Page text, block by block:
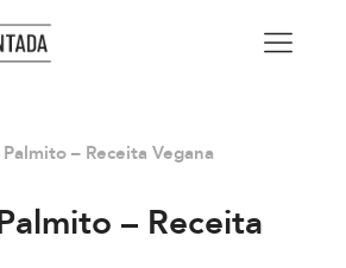
– Receita Vegana
– Receita